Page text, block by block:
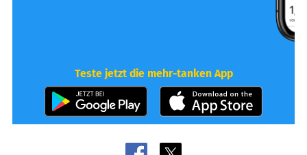
Teste jetzt die mehr-tanken App